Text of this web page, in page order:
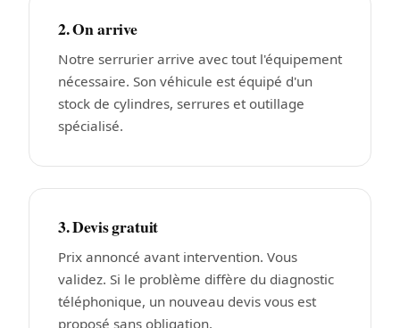
2. On arrive
Notre serrurier arrive avec tout l'équipement
nécessaire. Son véhicule est équipé d'un
stock de cylindres, serrures et outillage
spécialisé.
3. Devis gratuit
Prix annoncé avant intervention. Vous
validez. Si le problème diffère du diagnostic
téléphonique, un nouveau devis vous est
proposé sans obligation.